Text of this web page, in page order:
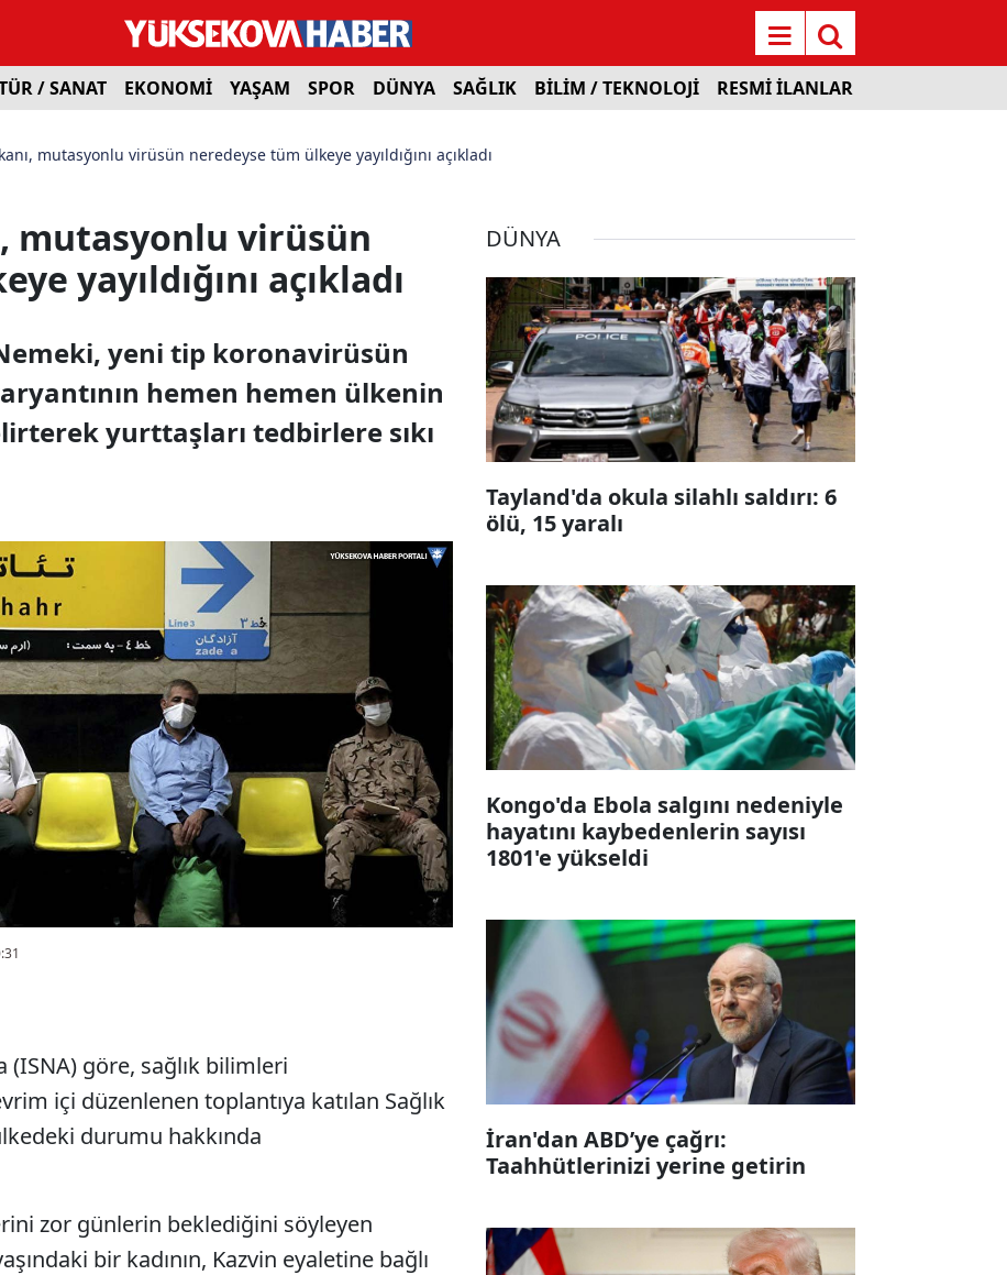
/ SANAT EKONOMİ YAŞAM SPOR DÜNYA SAĞLIK BİLİM / TEKNOLOJİ RESMİ İLANLAR
mutasyonlu virüsün neredeyse tüm ülkeye yayıldığını açıkladı
mutasyonlu virüsün
yayıldığını açıkladı
yeni tip koronavirüsün
hemen hemen ülkenin
yurttaşları tedbirlere sıkı
(ISNA) göre, sağlık bilimleri
içi düzenlenen toplantıya katılan Sağlık
durumu hakkında
zor günlerin beklediğini söyleyen
bir kadının, Kazvin eyaletine bağlı
DÜNYA
Tayland'da okula silahlı saldırı: 6
ölü, 15 yaralı
Kongo'da Ebola salgını nedeniyle
hayatını kaybedenlerin sayısı
1801'e yükseldi
İran'dan ABD’ye çağrı:
Taahhütlerinizi yerine getirin